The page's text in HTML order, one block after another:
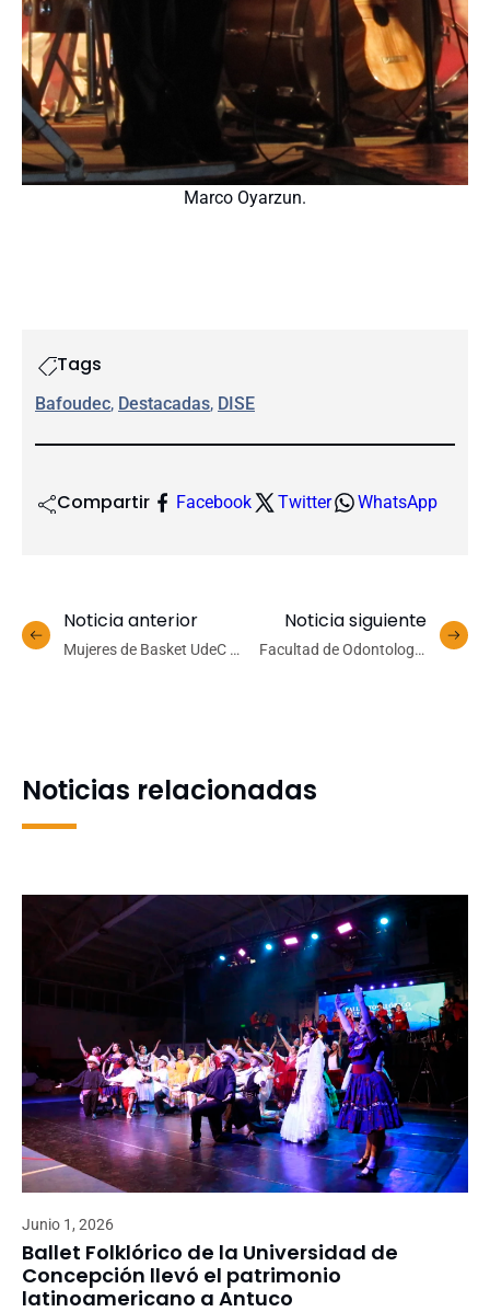
Marco Oyarzun.
Tags
Bafoudec, Destacadas, DISE
Compartir Facebook Twitter WhatsApp
Noticia anterior
Mujeres de Basket UdeC se
Noticia siguiente
Facultad de Odontología
Noticias relacionadas
Junio 1, 2026
Ballet Folklórico de la Universidad de
Concepción llevó el patrimonio
latinoamericano a Antuco